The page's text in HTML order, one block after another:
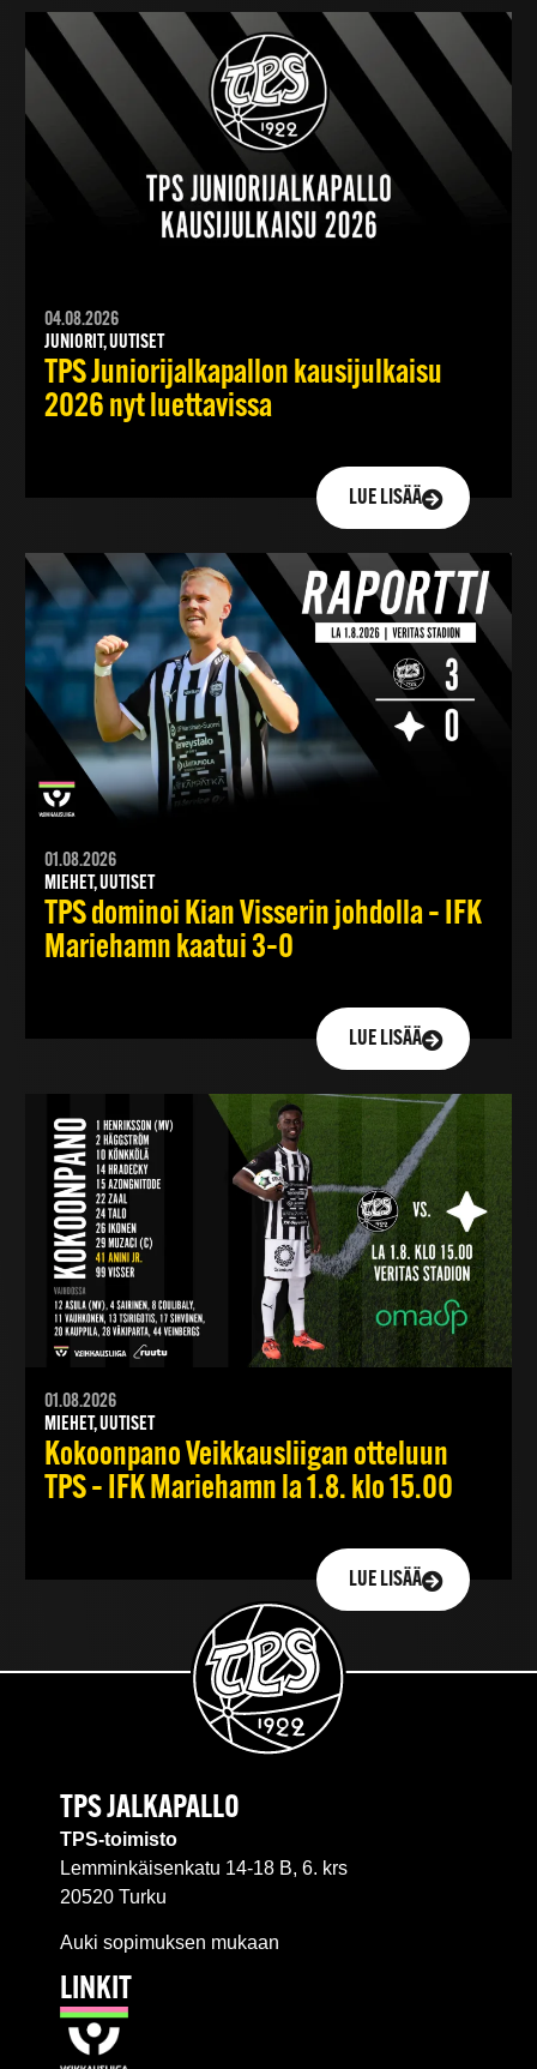
04.08.2026
JUNIORIT, UUTISET
TPS Juniorijalkapallon kausijulkaisu
2026 nyt luettavissa
LUE LISÄÄ
01.08.2026
MIEHET, UUTISET
TPS dominoi Kian Visserin johdolla – IFK
Mariehamn kaatui 3–0
LUE LISÄÄ
01.08.2026
MIEHET, UUTISET
Kokoonpano Veikkausliigan otteluun
TPS – IFK Mariehamn la 1.8. klo 15.00
LUE LISÄÄ
TPS JALKAPALLO
TPS-toimisto
Lemminkäisenkatu 14-18 B, 6. krs
20520 Turku
Auki sopimuksen mukaan
LINKIT